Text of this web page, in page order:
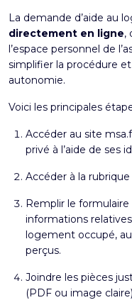
La demande d’aide au
directement en ligne,
l’espace personnel de
simplifier la procédure
autonomie.
Voici les principales
Accéder au site
privé à l’aide de ses
Accéder à la
Remplir le
informations
logement occupé,
perçus.
Joindre les pièces
(PDF ou image